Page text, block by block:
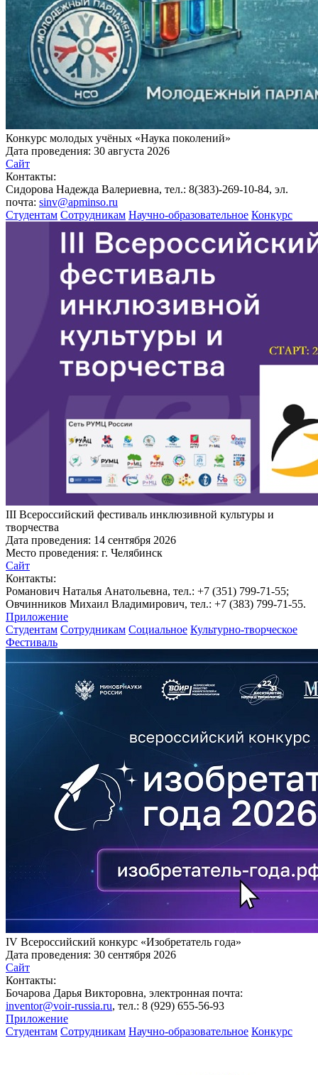
Конкурс молодых учёных «Наука поколений»
Дата проведения: 30 августа 2026
Сайт
Контакты:
Сидорова Надежда Валериевна, тел.: 8(383)-269-10-84, эл.
почта: sinv@apminso.ru
Студентам Сотрудникам Научно-образовательное Конкурс
III Всероссийский фестиваль инклюзивной культуры и
творчества
Дата проведения: 14 сентября 2026
Место проведения: г. Челябинск
Сайт
Контакты:
Романович Наталья Анатольевна, тел.: +7 (351) 799-71-55;
Овчинников Михаил Владимирович, тел.: +7 (383) 799-71-55.
Приложение
Студентам Сотрудникам Социальное Культурно-творческое
Фестиваль
IV Всероссийский конкурс «Изобретатель года»
Дата проведения: 30 сентября 2026
Сайт
Контакты:
Бочарова Дарья Викторовна, электронная почта:
inventor@voir-russia.ru, тел.: 8 (929) 655-56-93
Приложение
Студентам Сотрудникам Научно-образовательное Конкурс